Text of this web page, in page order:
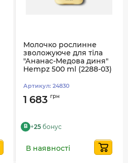
Молочко рослинне
зволожуюче для тіла
"Ананас-Медова диня"
Hempz 500 ml (2288-03)
Артикул: 24830
1 683 грн
B +25 бонус
В наявності